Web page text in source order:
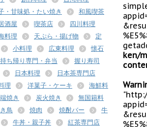
ken/
・甘味処・たい焼き
和風喫茶
酒屋
喫茶店
四川料理
料理
天ぷら・揚げ物
定
小料理 広東料理
懐石
持ち帰り専門・弁当
握り寿司
日本料理
日本茶専門店
理
洋菓子・ケーキ
海鮮料
焼き 炭火焼き
無国籍料
鳥 焼肉 焼酎バー
牛
牛丼・親子丼
紅茶専門店